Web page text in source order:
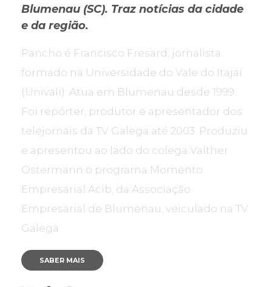
Blumenau (SC). Traz notícias da cidade
e da região.
Pancho é Francisco Fresard, jornalista
formado na Universidade do Vale do Itajaí
(Univali). Atua em Blumenau desde 1999.
Foi repórter, produtor e apresentador dos
telejornais da TV Galega até 2003. Produziu
e apresentou ao lado do colega Valther
Ostermann o programa Momento
Empresarial Acib, da Associação
Empresarial de Blumenau, veiculado na TV
Galega.
SABER MAIS